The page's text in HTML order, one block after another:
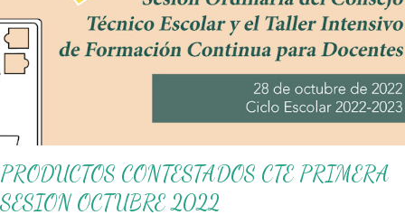
para Planear un Proyecto SEP
PRODUCTOS CONTESTADOS CTE PRIMERA
SESION OCTUBRE 2022